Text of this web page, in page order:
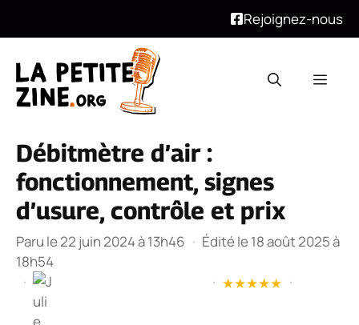
Rejoignez-nous
contenu
Débitmètre d’air :
fonctionnement, signes
d’usure, contrôle et prix
Paru le 22 juin 2024 à 13h46 · Édité le 18 août 2025 à
18h54
·
· ★★★★★ ·